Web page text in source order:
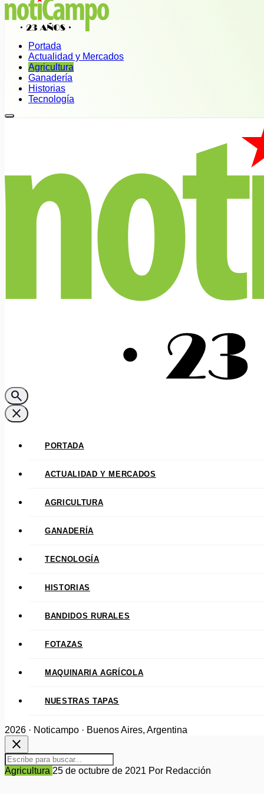
Portada
Actualidad y Mercados
Agricultura
Ganadería
Historias
Tecnología
search
close
PORTADA
ACTUALIDAD Y MERCADOS
AGRICULTURA
GANADERÍA
TECNOLOGÍA
HISTORIAS
BANDIDOS RURALES
FOTAZAS
MAQUINARIA AGRÍCOLA
NUESTRAS TAPAS
2026 · Noticampo · Buenos Aires, Argentina
close
Agricultura 25 de octubre de 2021 Por Redacción